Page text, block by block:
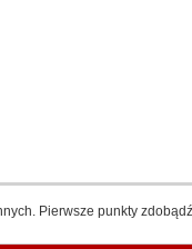
Pierwsze punkty